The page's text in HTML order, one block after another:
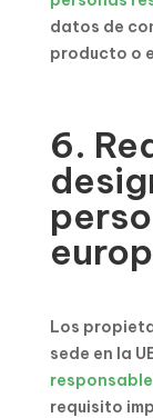
datos de
producto o
6.
Los
sede en la
responsable
requisito